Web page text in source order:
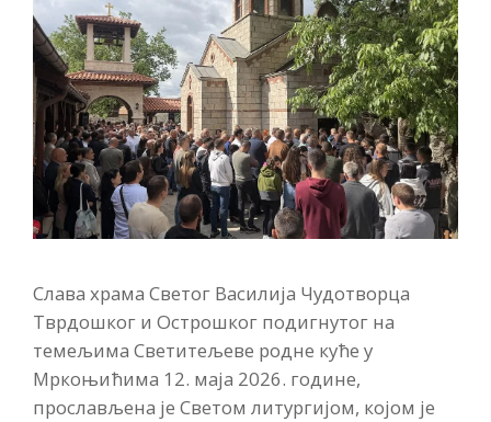
Слава храма Светог Василија Чудотворца
Тврдошког и Острошког подигнутог на
темељима Светитељеве родне куће у
Мркоњићима 12. маја 2026. године,
прослављена је Светом литургијом, којом је